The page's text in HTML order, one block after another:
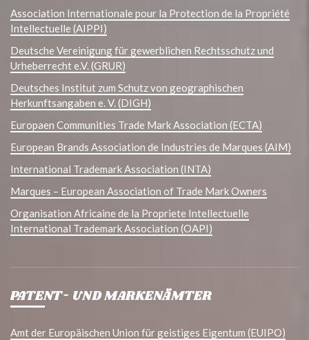
Association Internationale pour la Protection de la Propriété
Intellectuelle (AIPPI)
Deutsche Vereinigung für gewerblichen Rechtsschutz und
Urheberrecht e.V. (GRUR)
Deutsches Institut zum Schutz von geographischen
Herkunftsangaben e. V. (DIGH)
Europaen Communities Trade Mark Association (ECTA)
European Brands Association de Industries de Marques (AIM)
International Trademark Association (INTA)
Marques – European Association of Trade Mark Owners
Organisation Africaine de la Propriete Intellectuelle
International Trademark Association (OAPI)
PATENT- UND MARKENÄMTER
Amt der Europäischen Union für geistiges Eigentum (EUIPO)